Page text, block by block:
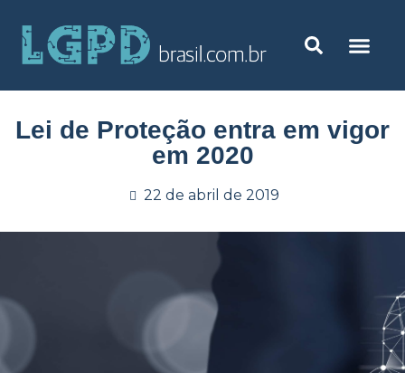
Lei de Proteção entra em vigor
em 2020
22 de abril de 2019